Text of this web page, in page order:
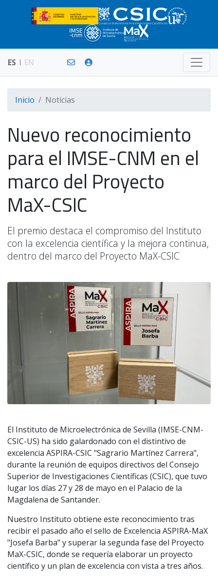
ES EN
Inicio Noticias
Nuevo reconocimiento
para el IMSE-CNM en el
marco del Proyecto
MaX-CSIC
El premio destaca el compromiso del Instituto
con la excelencia científica y la mejora continua,
dentro del marco del Proyecto MaX-CSIC
El Instituto de Microelectrónica de Sevilla (IMSE-CNM-
CSIC-US) ha sido galardonado con el distintivo de
excelencia ASPIRA-CSIC "Sagrario Martínez Carrera",
durante la reunión de equipos directivos del Consejo
Superior de Investigaciones Científicas (CSIC), que tuvo
lugar los días 27 y 28 de mayo en el Palacio de la
Magdalena de Santander.
Nuestro Instituto obtiene este reconocimiento tras
recibir el pasado año el sello de Excelencia ASPIRA-MaX
"Josefa Barba" y superar la segunda fase del Proyecto
MaX-CSIC, donde se requería elaborar un proyecto
científico y un plan de excelencia con vista a tres años.